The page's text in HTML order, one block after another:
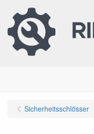
Sicherheitsschlösser